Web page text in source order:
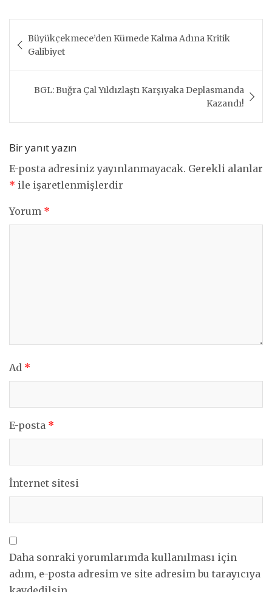
gezinmesi
Büyükçekmece’den Kümede Kalma Adına Kritik
Galibiyet
BGL: Buğra Çal Yıldızlaştı Karşıyaka Deplasmanda
Kazandı!
Bir yanıt yazın
E-posta adresiniz yayınlanmayacak. Gerekli alanlar
* ile işaretlenmişlerdir
Yorum *
Ad *
E-posta *
İnternet sitesi
Daha sonraki yorumlarımda kullanılması için
adım, e-posta adresim ve site adresim bu tarayıcıya